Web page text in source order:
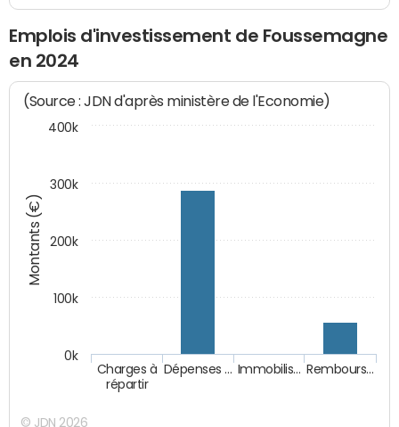
Emplois d'investissement de Foussemagne
en 2024
Montants (€)
(Source : JDN d'après ministère de l'Economie)
Charges à
répartir
Dépenses … Immobilis… Rembours…
0k
100k
200k
300k
400k
© JDN 2026